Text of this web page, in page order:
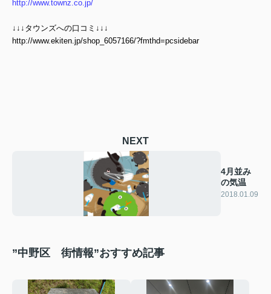
http://www.townz.co.jp/
↓↓↓タウンズへの口コミ↓↓↓
http://www.ekiten.jp/shop_6057166/?fmthd=pcsidebar
NEXT
4月並み
の気温
2018.01.09
”中野区 街情報”おすすめ記事